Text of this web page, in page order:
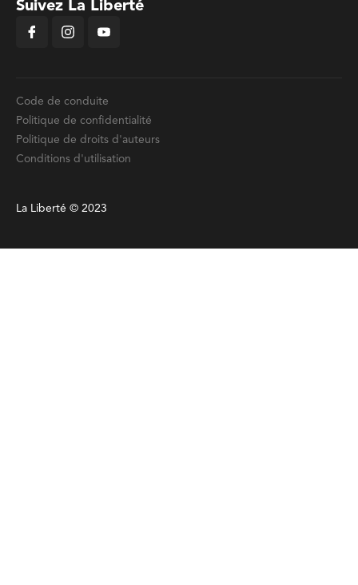
Suivez La Liberté
Code de conduite
Politique de confidentialité
Politique de droits d'auteurs
Conditions d'utilisation
La Liberté © 2023